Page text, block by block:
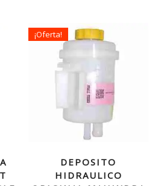
¡Oferta!
DEPOSITO
HIDRAULICO